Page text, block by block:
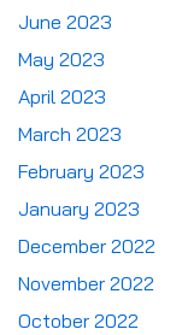
June 2023
May 2023
April 2023
March 2023
February 2023
January 2023
December 2022
November 2022
October 2022